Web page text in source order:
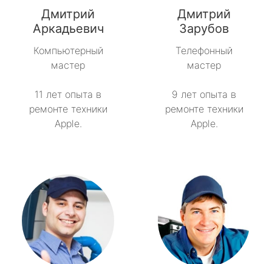
Дмитрий
Аркадьевич
Компьютерный
мастер
11 лет опыта в
ремонте техники
Apple.
Дмитрий
Зарубов
Телефонный
мастер
9 лет опыта в
ремонте техники
Apple.